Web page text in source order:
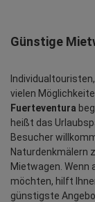
Günstige
vielen
Fuerteventura
heißt das
Besucher
Naturdenkmälern
Mietwagen. Wenn
möchten, hilft
günstigste